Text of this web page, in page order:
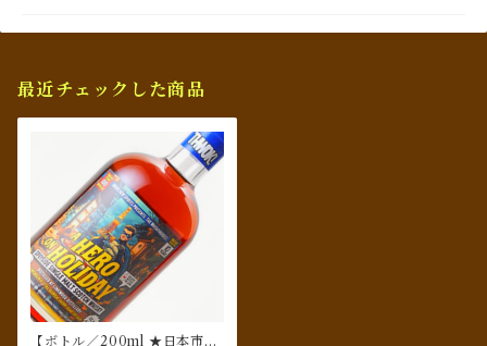
最近チェックした商品
【ボトル／200ml ★日本市場